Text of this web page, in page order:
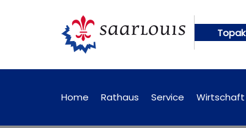
künftig online abrufbar Öffentliche
Home Rathaus Service Wirtschaft